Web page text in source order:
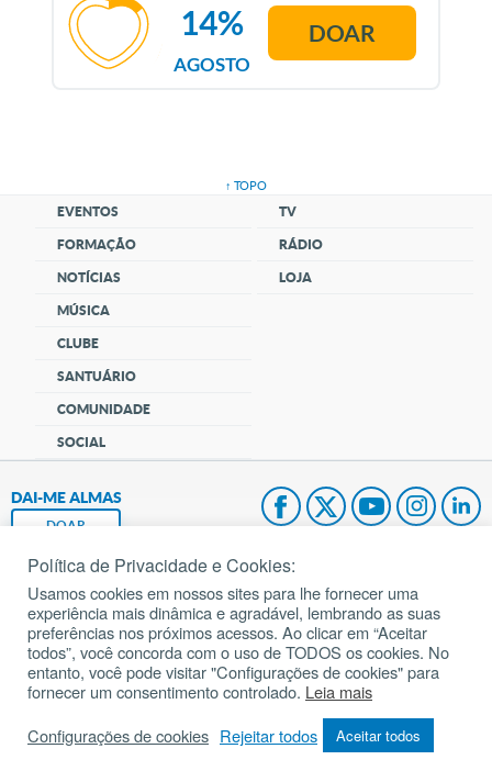
AGOSTO
14% DOAR
↑ TOPO
EVENTOS
FORMAÇÃO
NOTÍCIAS
MÚSICA
CLUBE
SANTUÁRIO
COMUNIDADE
SOCIAL
TV
RÁDIO
LOJA
DAI-ME ALMAS
DOAR
Fundação João Paulo II
Pedido de Oração
Mapa do site
Todos os direitos reservados.
Política de Privacidade e Cookies:
Usamos cookies em nossos sites para lhe fornecer uma
experiência mais dinâmica e agradável, lembrando as suas
preferências nos próximos acessos. Ao clicar em “Aceitar
todos”, você concorda com o uso de TODOS os cookies. No
entanto, você pode visitar "Configurações de cookies" para
fornecer um consentimento controlado. Leia mais
Configurações de cookies Rejeitar todos Aceitar todos